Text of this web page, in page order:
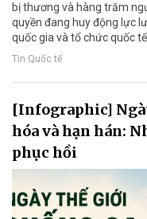
bị thương và hàng trăm
quyền đang huy động lực
quốc gia và tổ chức quốc
Tin Quốc tế
[Infographic]
hóa và hạn hán:
phục hồi